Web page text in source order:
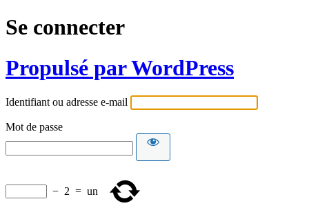
Se connecter
Propulsé par WordPress
Identifiant ou adresse e-mail
Mot de passe
− 2 = un